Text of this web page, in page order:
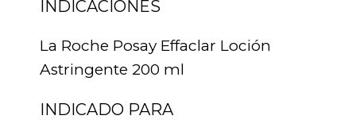
INDICACIONES
La Roche Posay Effaclar Loción
Astringente 200 ml
INDICADO PARA